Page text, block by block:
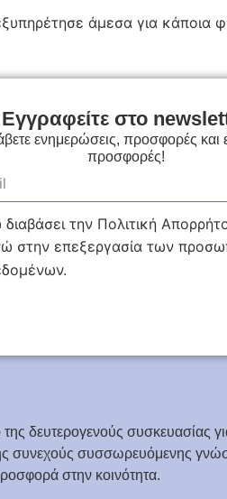
εξυπηρέτησε άμεσα για
Διαθέτει όλα τα
Εγγραφείτε στο
ενημερώσεις, προσφορές και
προσφορές!
την Πολιτική
στην επεξεργασία των
δευτερογενούς συσκευασίας
συνεχούς συσσωρευόμενης
στην κοινότητα.